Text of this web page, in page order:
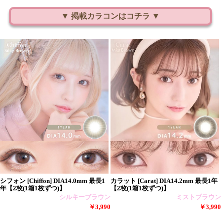
▼ 掲載カラコンはコチラ ▼
シフォン [Chiffon] DIA14.0mm 最長1
年【2枚(1箱1枚ずつ)】
シルキーブラウン
￥3,990
カラット [Carat] DIA14.2mm 最長1年
【2枚(1箱1枚ずつ)】
ミストブラウン
￥3,990